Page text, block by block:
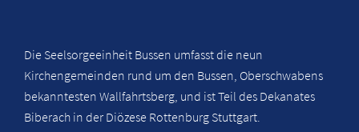
Die Seelsorgeeinheit Bussen umfasst die neun
Kirchengemeinden rund um den Bussen, Oberschwabens
bekanntesten Wallfahrtsberg, und ist Teil des Dekanates
Biberach in der Diözese Rottenburg Stuttgart.